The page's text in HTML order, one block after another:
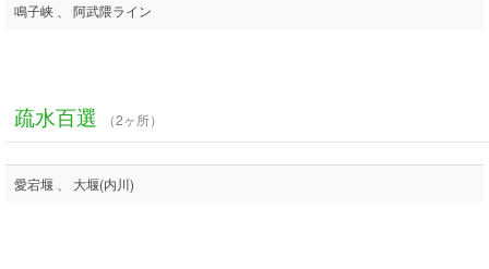
鳴子峡 、 阿武隈ライン
疏水百選 （2ヶ所）
愛宕堰 、 大堰(内川)